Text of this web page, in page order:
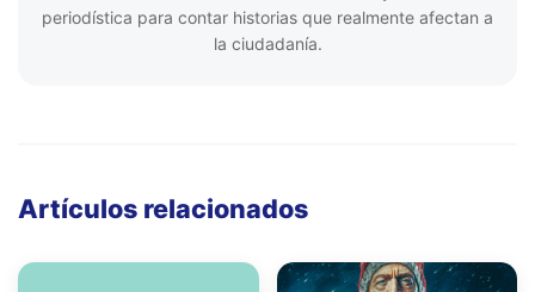
periodística para contar historias que realmente afectan a
la ciudadanía.
Artículos relacionados